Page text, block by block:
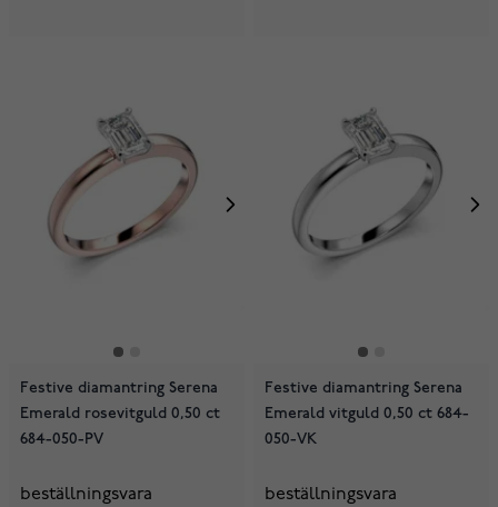
Festive diamantring Serena
Emerald rosevitguld 0,50 ct
684-050-PV
beställningsvara
Festive diamantring Serena
Emerald vitguld 0,50 ct 684-
050-VK
beställningsvara